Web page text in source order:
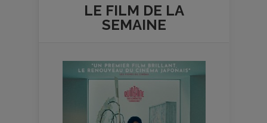
LE FILM DE LA
SEMAINE